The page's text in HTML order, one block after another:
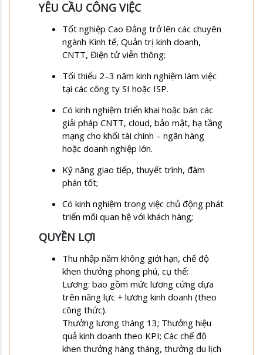
YÊU CẦU CÔNG VIỆC
Tốt nghiệp Cao Đẳng trở lên các chuyên
ngành Kinh tế, Quản trị kinh doanh,
CNTT, Điện tử viễn thông;
Tối thiểu 2–3 năm kinh nghiệm làm việc
tại các công ty SI hoặc ISP.
Có kinh nghiệm triển khai hoặc bán các
giải pháp CNTT, cloud, bảo mật, hạ tầng
mạng cho khối tài chính – ngân hàng
hoặc doanh nghiệp lớn.
Kỹ năng giao tiếp, thuyết trình, đàm
phán tốt;
Có kinh nghiệm trong việc chủ động phát
triển mối quan hệ với khách hàng;
QUYỀN LỢI
Thu nhập năm không giới hạn, chế độ
khen thưởng phong phú, cụ thể:
Lương: bao gồm mức lương cứng dựa
trên năng lực + lương kinh doanh (theo
công thức).
Thưởng lương tháng 13; Thưởng hiệu
quả kinh doanh theo KPI; Các chế độ
khen thưởng hàng tháng, thưởng du lịch